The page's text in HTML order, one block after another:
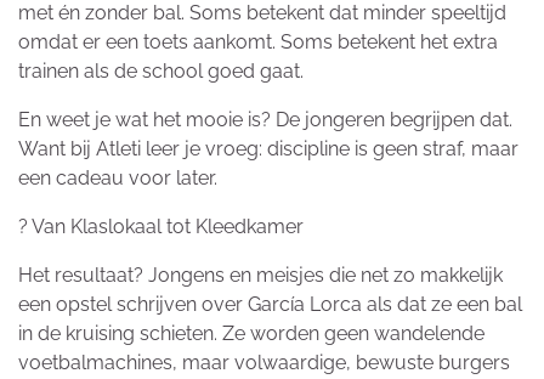
met én zonder bal. Soms betekent dat minder speeltijd
omdat er een toets aankomt. Soms betekent het extra
trainen als de school goed gaat.
En weet je wat het mooie is? De jongeren begrijpen dat.
Want bij Atleti leer je vroeg: discipline is geen straf, maar
een cadeau voor later.
? Van Klaslokaal tot Kleedkamer
Het resultaat? Jongens en meisjes die net zo makkelijk
een opstel schrijven over García Lorca als dat ze een bal
in de kruising schieten. Ze worden geen wandelende
voetbalmachines, maar volwaardige, bewuste burgers